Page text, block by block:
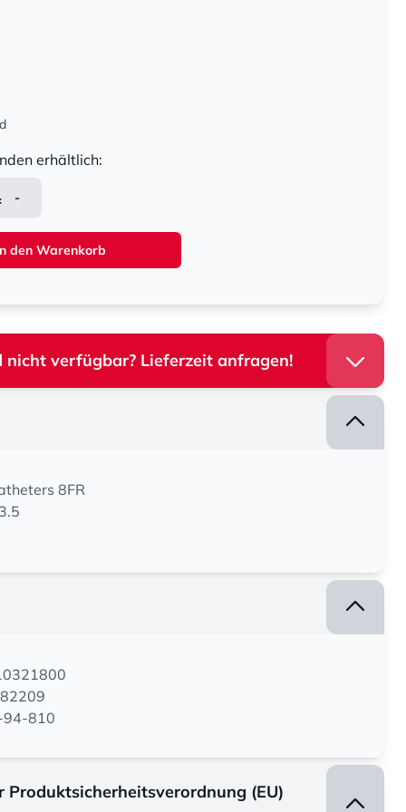
erhältlich:
-
den Warenkorb
verfügbar? Lieferzeit anfragen!
8FR
94-810
Produktsicherheitsverordnung (EU)